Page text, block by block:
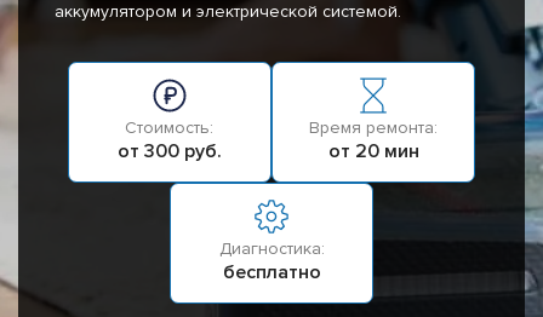
аккумулятором и электрической системой.
Стоимость:
от 300 руб.
Время ремонта:
от 20 мин
Диагностика:
бесплатно